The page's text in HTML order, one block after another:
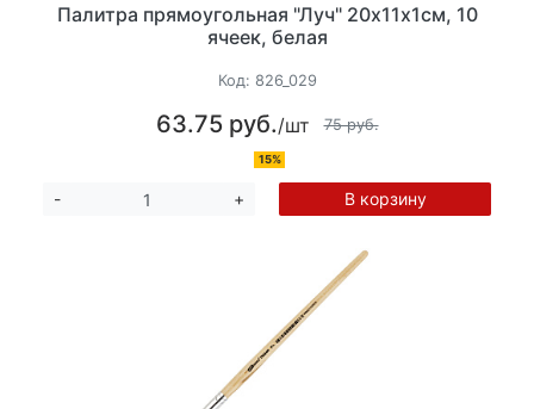
Палитра прямоугольная "Луч" 20х11х1см, 10
ячеек, белая
Код: 826_029
63.75 руб./шт 75 руб.
15%
- + В корзину